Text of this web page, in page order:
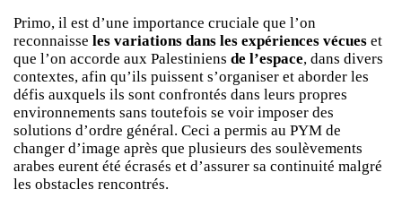
Primo, il est d’une importance cruciale que l’on
reconnaisse les variations dans les expériences vécues et
que l’on accorde aux Palestiniens de l’espace, dans divers
contextes, afin qu’ils puissent s’organiser et aborder les
défis auxquels ils sont confrontés dans leurs propres
environnements sans toutefois se voir imposer des
solutions d’ordre général. Ceci a permis au PYM de
changer d’image après que plusieurs des soulèvements
arabes eurent été écrasés et d’assurer sa continuité malgré
les obstacles rencontrés.